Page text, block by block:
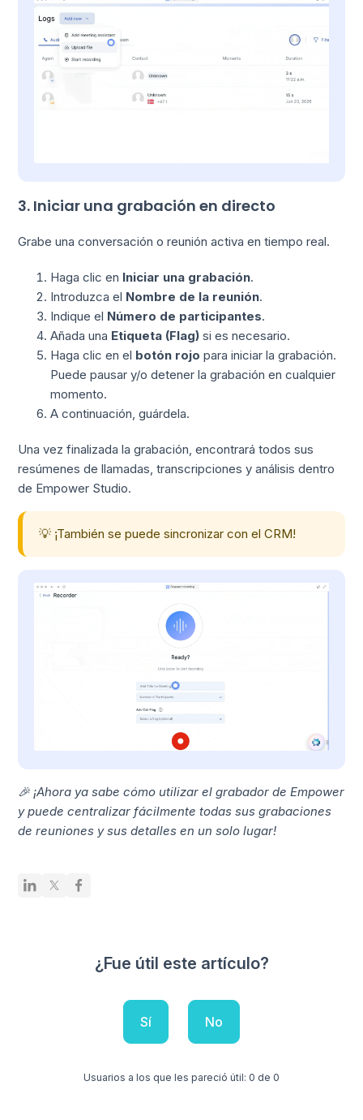
3. Iniciar una grabación en directo
Grabe una conversación o reunión activa en tiempo real.
Haga clic en Iniciar una grabación.
Introduzca el Nombre de la reunión.
Indique el Número de participantes.
Añada una Etiqueta (Flag) si es necesario.
Haga clic en el botón rojo para iniciar la grabación.
Puede pausar y/o detener la grabación en cualquier
momento.
A continuación, guárdela.
Una vez finalizada la grabación, encontrará todos sus
resúmenes de llamadas, transcripciones y análisis dentro
de Empower Studio.
💡 ¡También se puede sincronizar con el CRM!
🎉 ¡Ahora ya sabe cómo utilizar el grabador de Empower
y puede centralizar fácilmente todas sus grabaciones
de reuniones y sus detalles en un solo lugar!
¿Fue útil este artículo?
Sí No
Usuarios a los que les pareció útil: 0 de 0